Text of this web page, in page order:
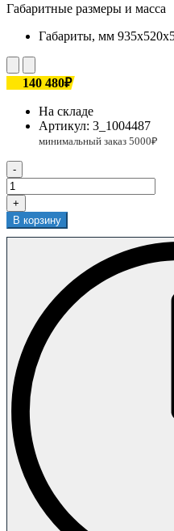
Габаритные размеры и масса
Габариты, мм
140 480₽
На складе
Артикул: 3_1004487
-
+
В корзину